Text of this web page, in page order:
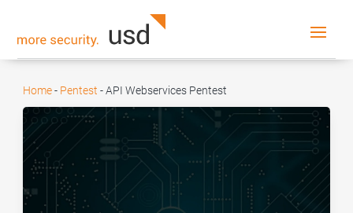
Home- Pentest -API Webservices Pentest